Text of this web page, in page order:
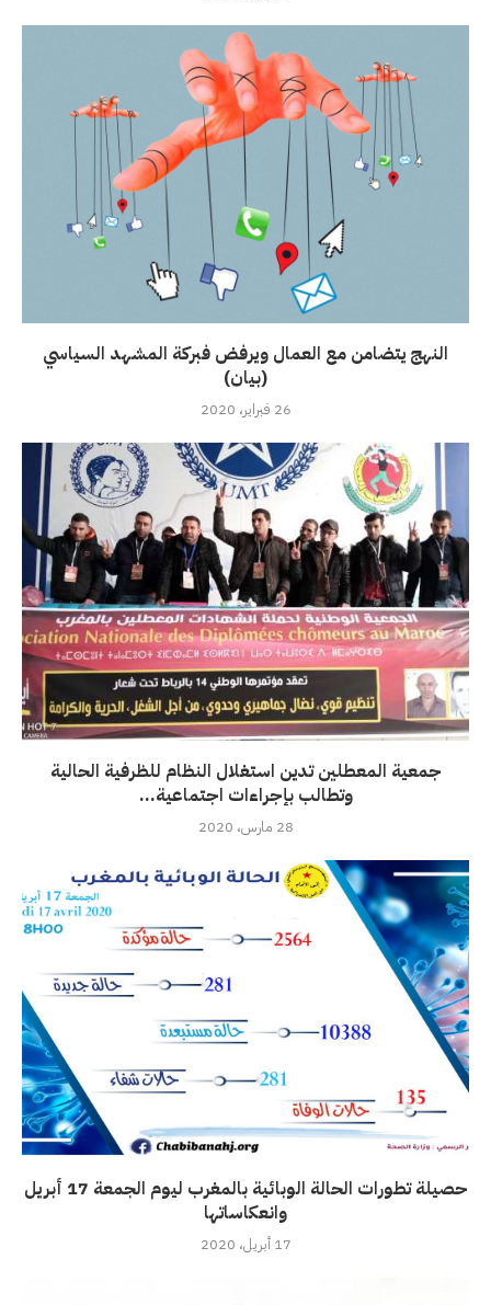
النهج يتضامن مع العمال ويرفض فبركة المشهد السياسي
(بيان)
26 فبراير، 2020
جمعية المعطلين تدين استغلال النظام للظرفية الحالية
وتطالب بإجراءات اجتماعية...
28 مارس، 2020
حصيلة تطورات الحالة الوبائية بالمغرب ليوم الجمعة 17 أبريل
وانعكاساتها
17 أبريل، 2020